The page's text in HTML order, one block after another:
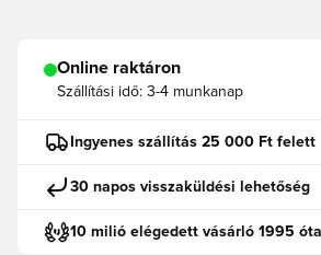
Online raktáron
Szállítási idő: 3-4 munkanap
Ingyenes szállítás 25 000 Ft felett
30 napos visszaküldési lehetőség
10 milió elégedett vásárló 1995 óta